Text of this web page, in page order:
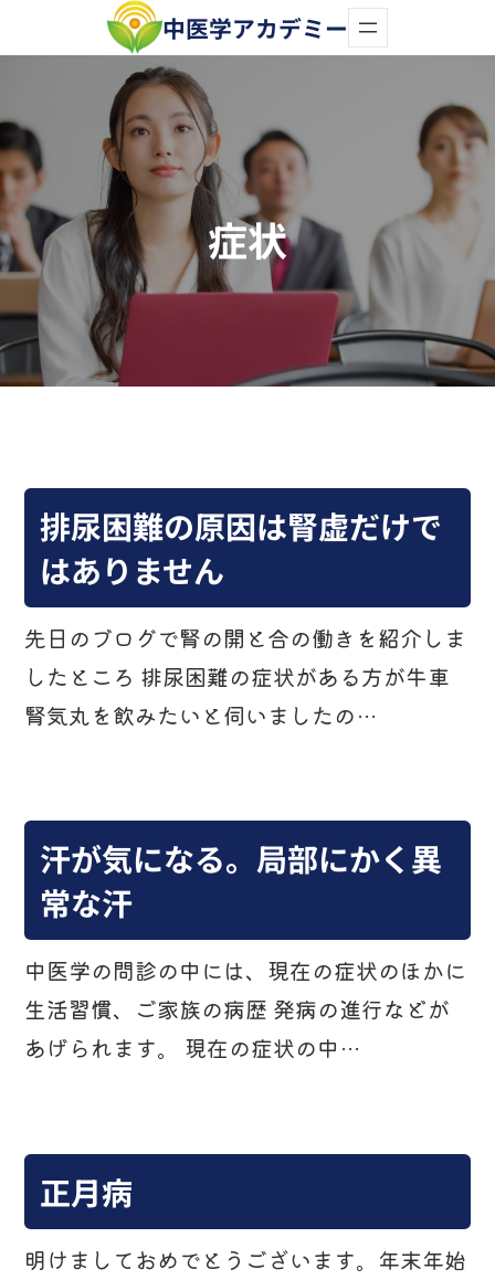
中医学アカデミー
症状
排尿困難の原因は腎虚だけで
はありません
先日のブログで腎の開と合の働きを紹介しま
したところ 排尿困難の症状がある方が牛車
腎気丸を飲みたいと伺いましたの…
汗が気になる。局部にかく異
常な汗
中医学の問診の中には、現在の症状のほかに
生活習慣、ご家族の病歴 発病の進行などが
あげられます。 現在の症状の中…
正月病
明けましておめでとうございます。年末年始